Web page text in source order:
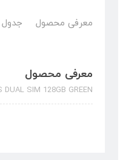
معرفی محصول
معرفی محصول
DUAL SIM 128GB GREEN